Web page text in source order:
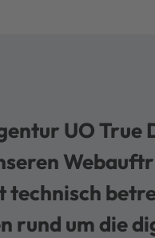
UO True
technisch
rund um die